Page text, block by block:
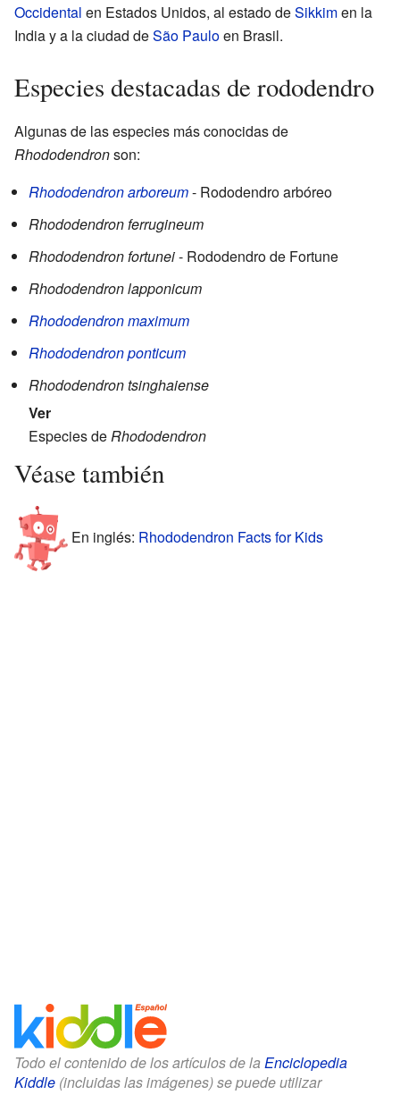
Occidental en Estados Unidos, al estado deSikkimen la
India y a la ciudad deSão Pauloen Brasil.
Especies destacadas de rododendro
Algunas de las especies más conocidas de
Rhododendronson:
Rhododendron arboreum- Rododendro arbóreo
Rhododendron ferrugineum
Rhododendron fortunei- Rododendro de Fortune
Rhododendron lapponicum
Rhododendron maximum
Rhododendron ponticum
Rhododendron tsinghaiense
Ver
Especies de Rhododendron
Véase también
En inglés: Rhododendron Facts for Kids
Todo el contenido de los artículos de la Enciclopedia
Kiddle (incluidas las imágenes) se puede utilizar